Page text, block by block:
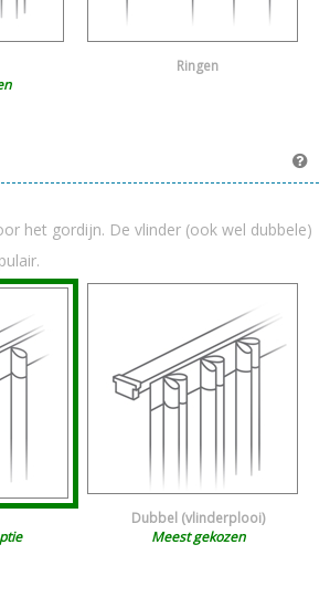
Ringen
het gordijn. De vlinder (ook wel dubbele)
Dubbel (vlinderplooi)
Meest gekozen